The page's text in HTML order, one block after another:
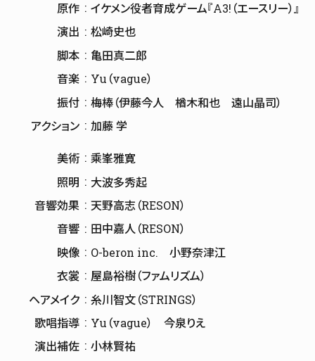
原作
イケメン役者育成ゲーム『A3!（エースリー）』
演出
松崎史也
脚本
亀田真二郎
音楽
Yu（vague）
振付
梅棒（伊藤今人 楢木和也 遠山晶司）
アクション
加藤 学
美術
乘峯雅寛
照明
大波多秀起
音響効果
天野高志（RESON）
音響
田中嘉人（RESON）
映像
O-beron inc. 小野奈津江
衣裳
屋島裕樹（ファムリズム）
ヘアメイク
糸川智文（STRINGS）
歌唱指導
Yu（vague） 今泉りえ
演出補佐
小林賢祐